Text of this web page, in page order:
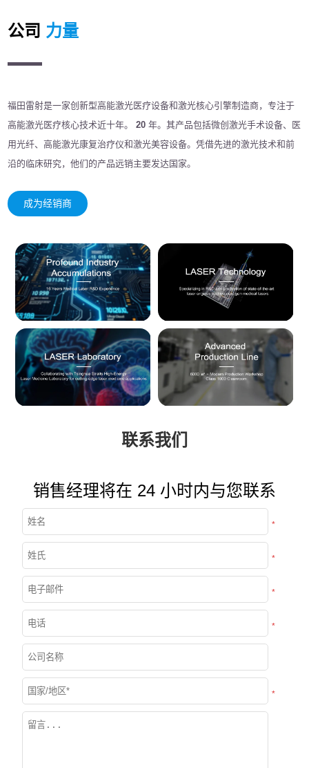
公司 力量
福田雷射是一家创新型高能激光医疗设备和激光核心引擎制造商，专注于
高能激光医疗核心技术近十年。20年。其产品包括微创激光手术设备、医
用光纤、高能激光康复治疗仪和激光美容设备。凭借先进的激光技术和前
沿的临床研究，他们的产品远销主要发达国家。
成为经销商
联系我们
销售经理将在 24 小时内与您联系
*
*
*
*
*